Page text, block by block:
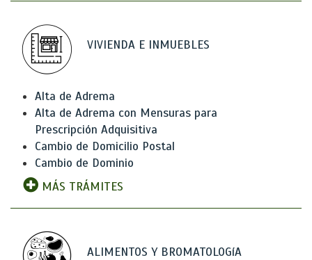
VIVIENDA E INMUEBLES
Alta de Adrema
Alta de Adrema con Mensuras para
Prescripción Adquisitiva
Cambio de Domicilio Postal
Cambio de Dominio
MÁS TRÁMITES
ALIMENTOS Y BROMATOLOGíA